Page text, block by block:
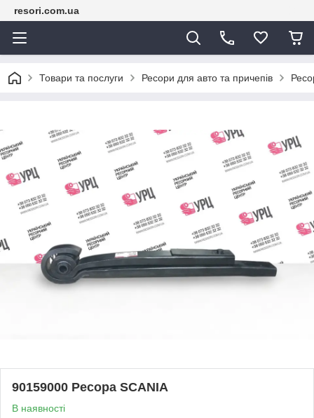
resori.com.ua
Товари та послуги Ресори для авто та причепів
90159000 Ресора SCANIA
В наявності